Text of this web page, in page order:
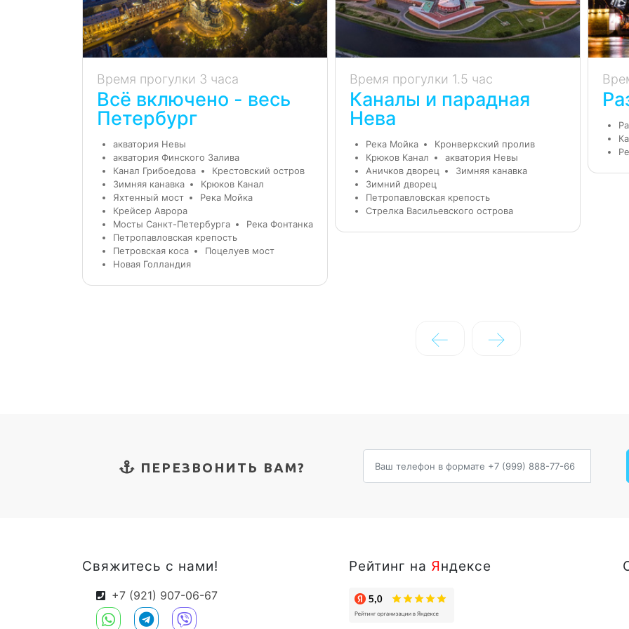
Время прогулки 3 часа
Всё включено - весь
Петербург
акватория Невы
акватория Финского Залива
Канал Грибоедова
Крестовский остров
Зимняя канавка
Крюков Канал
Яхтенный мост
Река Мойка
Крейсер Аврора
Мосты Санкт-Петербурга
Река Фонтанка
Петропавловская крепость
Петровская коса
Поцелуев мост
Новая Голландия
Время прогулки 1.5 час
Каналы и парадная
Нева
Река Мойка
Кронверкский пролив
Крюков Канал
акватория Невы
Аничков дворец
Зимняя канавка
Зимний дворец
Петропавловская крепость
Стрелка Васильевского острова
← →
ПЕРЕЗВОНИТЬ ВАМ?
Свяжитесь с нами!
+7 (921) 907-06-67
Рейтинг на Яндексе